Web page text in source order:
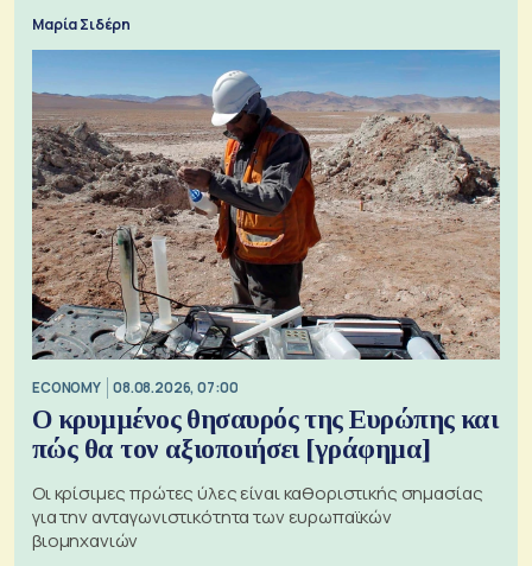
Μαρία Σιδέρη
ECONOMY 08.08.2026, 07:00
Ο κρυμμένος θησαυρός της Ευρώπης και
πώς θα τον αξιοποιήσει [γράφημα]
Οι κρίσιμες πρώτες ύλες είναι καθοριστικής σημασίας
για την ανταγωνιστικότητα των ευρωπαϊκών
βιομηχανιών